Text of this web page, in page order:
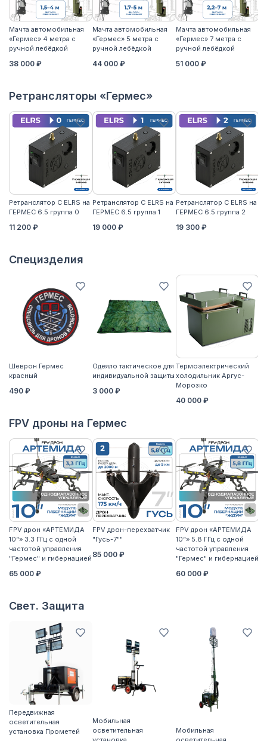
Мачта автомобильная
«Гермес» 4 метра с
ручной лебёдкой
38 000 ₽
Мачта автомобильная
«Гермес» 5 метра с
ручной лебёдкой
44 000 ₽
Мачта автомобильная
«Гермес» 7 метра с
ручной лебёдкой
51 000 ₽
Ретрансляторы «Гермес»
Ретранслятор С ELRS на
ГЕРМЕС 6.5 группа 0
11 200 ₽
Ретранслятор С ELRS на
ГЕРМЕС 6.5 группа 1
19 000 ₽
Ретранслятор С ELRS на
ГЕРМЕС 6.5 группа 2
19 300 ₽
Специзделия
Шеврон Гермес
красный
490 ₽
Одеяло тактическое для
индивидуальной защиты
3 000 ₽
Термоэлектрический
холодильник Аргус-
Морозко
40 000 ₽
FPV дроны на Гермес
FPV дрон «АРТЕМИДА
10“» 3.3 ГГц с одной
частотой управления
"Гермес" и гибернацией
65 000 ₽
FPV дрон-перехватчик
"Гусь-7""
85 000 ₽
FPV дрон «АРТЕМИДА
10“» 5.8 ГГц с одной
частотой управления
"Гермес" и гибернацией
60 000 ₽
Свет. Защита
Передвижная
осветительная
установка Прометей
Мобильная
осветительная
Мобильная